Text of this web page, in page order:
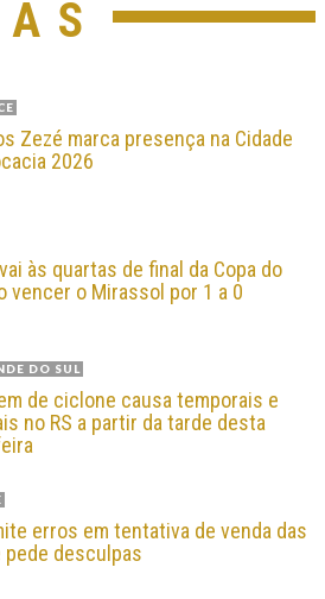
Zezé marca presença na Cidade
2026
às quartas de final da Copa do
vencer o Mirassol por 1 a 0
DO SUL
de ciclone causa temporais e
no RS a partir da tarde desta
erros em tentativa de venda das
pede desculpas